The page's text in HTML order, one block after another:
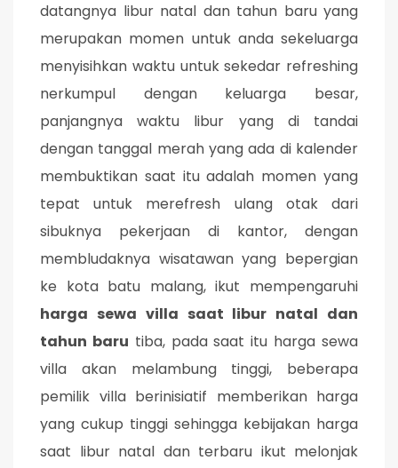
datangnya libur natal dan tahun baru yang
merupakan momen untuk anda sekeluarga
menyisihkan waktu untuk sekedar refreshing
nerkumpul dengan keluarga besar,
panjangnya waktu libur yang di tandai
dengan tanggal merah yang ada di kalender
membuktikan saat itu adalah momen yang
tepat untuk merefresh ulang otak dari
sibuknya pekerjaan di kantor, dengan
membludaknya wisatawan yang bepergian
ke kota batu malang, ikut mempengaruhi
harga sewa villa saat libur natal dan
tahun baru tiba, pada saat itu harga sewa
villa akan melambung tinggi, beberapa
pemilik villa berinisiatif memberikan harga
yang cukup tinggi sehingga kebijakan harga
saat libur natal dan terbaru ikut melonjak